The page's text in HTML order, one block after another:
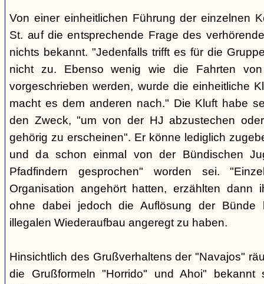
Von einer einheitlichen Führung der einzelnen
St. auf die entsprechende Frage des
nichts bekannt. "Jedenfalls trifft es für die
nicht zu. Ebenso wenig wie die Fahrten
vorgeschrieben werden, wurde die einheitliche
macht es dem anderen nach." Die Kluft habe
den Zweck, "um von der HJ abzustechen
gehörig zu erscheinen". Er könne lediglich
und da schon einmal von der Bündischen
Pfadfindern gesprochen" worden sei.
Organisation angehört hatten, erzählten dann
ohne dabei jedoch die Auflösung der Bünde
illegalen Wiederaufbau angeregt zu haben.
Hinsichtlich des Grußverhaltens der "Navajos"
die Grußformeln "Horrido" und Ahoi" bekannt